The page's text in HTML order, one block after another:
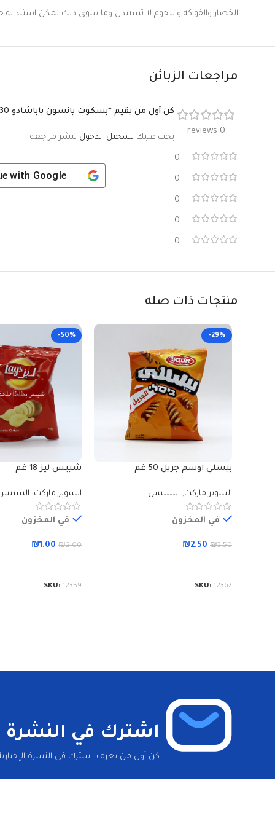
الخضار والفواكه واللحوم لا تستبدل وما سوى ذلك يمكن استبداله خلال 9 ساعات اذا لم يتعرض المنتج
مراجعات الزبائن
0 reviews
0
0
0
0
0
كن أول من يقيم “بسكوت يانسون باباشادو 330 غم دوائر”
يجب عليك تسجيل الدخول لنشر مراجعة.
with Google
منتجات ذات صله
-29%
بيسلي اوسم جريل 50 غم
السوبر ماركت, الشيبس
في المخزون
₪3.50
₪2.50
SKU: 12367
-50%
شيبس ليز 18 غم
السوبر ماركت,
في المخزون
₪2.00
₪1.00
SKU: 12359
اشترك في النشرة
كن أول من يعرف. اشترك في النشرة الإخبارية